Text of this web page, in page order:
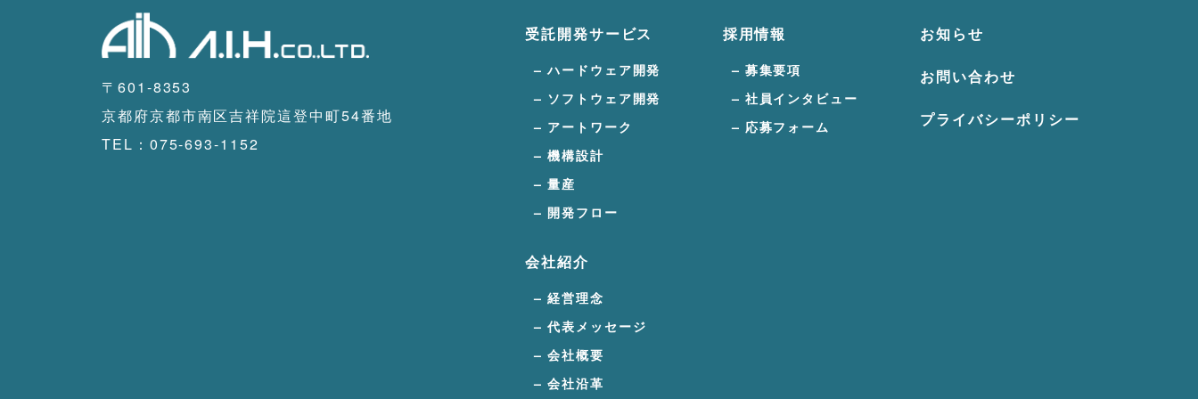
〒601-8353
京都府京都市南区吉祥院這登中町54番地
TEL：075-693-1152
受託開発サービス
ハードウェア開発
ソフトウェア開発
アートワーク
機構設計
量産
開発フロー
会社紹介
経営理念
代表メッセージ
会社概要
会社沿革
採用情報
募集要項
社員インタビュー
応募フォーム
お知らせ
お問い合わせ
プライバシーポリシー